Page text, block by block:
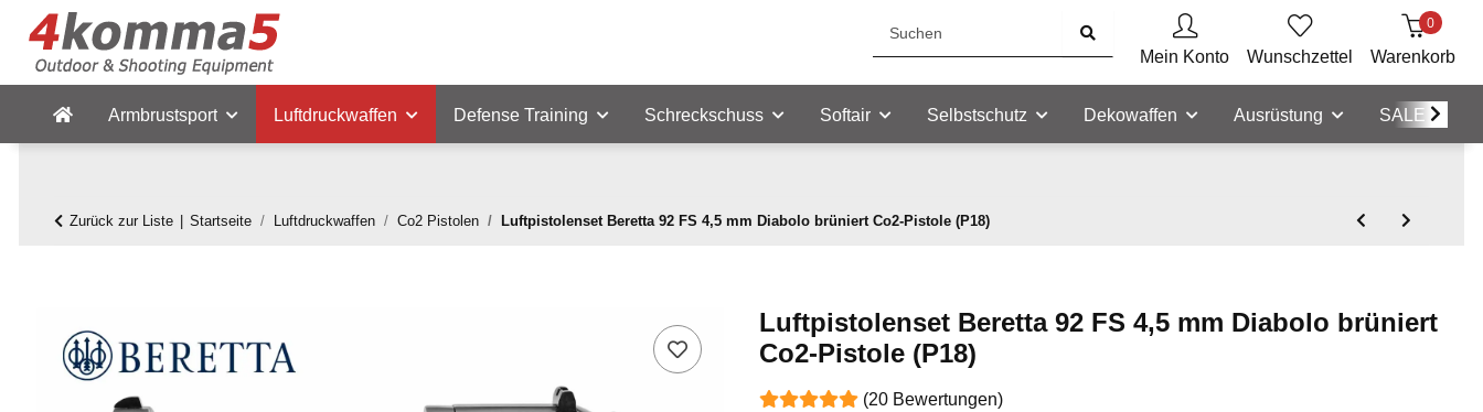
Mein Konto Wunschzettel
0
Warenkorb
Armbrustsport Luftdruckwaffen Defense Training Schreckschuss Softair Selbstschutz Dekowaffen Ausrüstung SALE
Zurück zur Liste Startseite Luftdruckwaffen Co2 Pistolen Luftpistolenset Beretta 92 FS 4,5 mm Diabolo brüniert Co2-Pistole (P18)
Luftpistolenset Beretta 92 FS 4,5 mm Diabolo brüniert
Co2-Pistole (P18)
(20 Bewertungen)